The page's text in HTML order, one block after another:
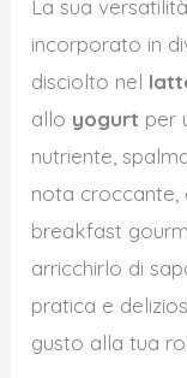
La sua
incorporato in
disciolto nel
allo yogurt per
nutriente,
nota
breakfast
arricchirlo di
pratica e
gusto alla tua